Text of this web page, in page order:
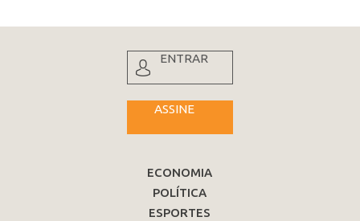
ENTRAR
ASSINE
ECONOMIA
POLÍTICA
ESPORTES